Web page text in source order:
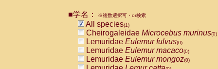
CebidaeCebus nigrivittatus
CebidaeCebus
CebidaeSaimiri boliviensis(0)
CebidaeSaimiri sciureus(0)
AtelidaeAlouatta caraya(0)
AtelidaeAlouatta fusca(0)
AtelidaeAlouatta seniculus
■学名： ※複数選択可・or検索
All species(1)
Cheirogaleidae Microcebus murinus(0)
Lemuridae Eulemur fulvus(0)
Lemuridae Eulemur macaco(0)
Lemuridae Eulemur mongoz(0)